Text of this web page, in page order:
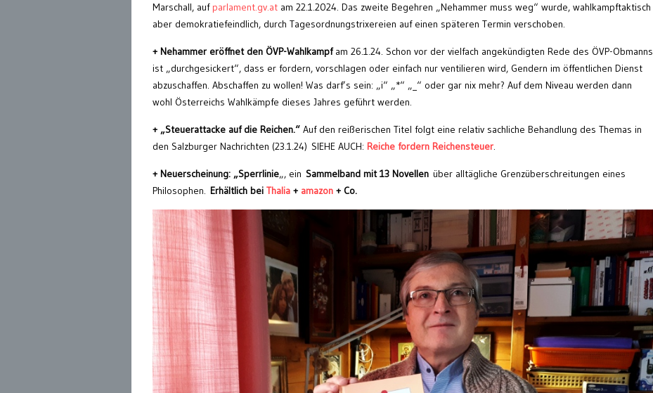
Marschall, auf parlament.gv.at am 22.1.2024. Das zweite Begehren „Nehammer muss weg“ wurde, wahlkampftaktisch
aber demokratiefeindlich, durch Tagesordnungstrixereien auf einen späteren Termin verschoben.
+ Nehammer eröffnet den ÖVP-Wahlkampfam 26.1.24. Schon vor der vielfach angekündigten Rede des ÖVP-Obmanns
ist „durchgesickert“, dass er fordern, vorschlagen oder einfach nur ventilieren wird, Gendern im öffentlichen Dienst
abzuschaffen. Abschaffen zu wollen! Was darf’s sein: „i“ „*“ „_“ oder gar nix mehr? Auf dem Niveau werden dann
wohl Österreichs Wahlkämpfe dieses Jahres geführt werden.
+ „Steuerattacke auf die Reichen.“ Auf den reißerischen Titel folgt eine relativ sachliche Behandlung des Themas in
den Salzburger Nachrichten (23.1.24) SIEHE AUCH: Reiche fordern Reichensteuer.
+ Neuerscheinung: „Sperrlinie„, ein Sammelband mit 13 Novellen über alltägliche Grenzüberschreitungen eines
Philosophen. Erhältlich bei Thalia + amazon + Co.